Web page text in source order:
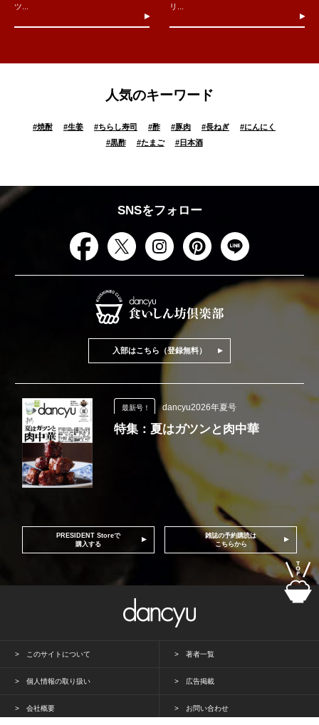
ツ...
リ...
人気のキーワード
#焼酎 #生姜 #ちらし寿司 #酢 #豚肉 #長ねぎ #にんにく
#黒酢 #たまご #日本酒
SNSをフォロー
入部はこちら（登録無料）
最新号！ dancyu2026年夏号
特集：夏はガツンと肉中華
PRESIDENT Storeで
購入する
雑誌の予約購読は
こちらから
このサイトについて 著者一覧
個人情報の取り扱い 広告掲載
会社概要 お問い合わせ